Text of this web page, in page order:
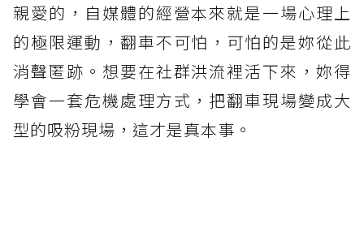
親愛的，自媒體的經營本來就是一場心理上
的極限運動，翻車不可怕，可怕的是妳從此
消聲匿跡。想要在社群洪流裡活下來，妳得
學會一套危機處理方式，把翻車現場變成大
型的吸粉現場，這才是真本事。